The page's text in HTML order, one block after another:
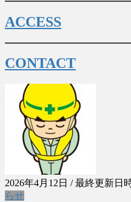
ACCESS
CONTACT
2026年4月12日 / 最終更新日
らせ